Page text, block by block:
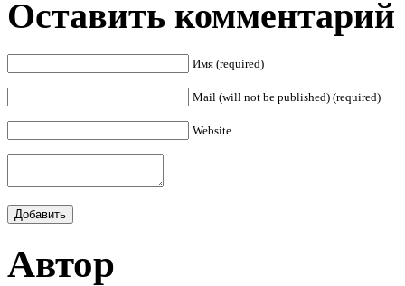
Оставить комментарий
Имя (required)
Mail (will not be published) (required)
Website
Автор